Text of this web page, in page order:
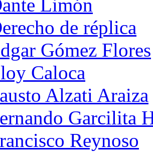
Limón
de réplica
Gómez Flores
Caloca
Alzati Araiza
Garcilita
Reynoso